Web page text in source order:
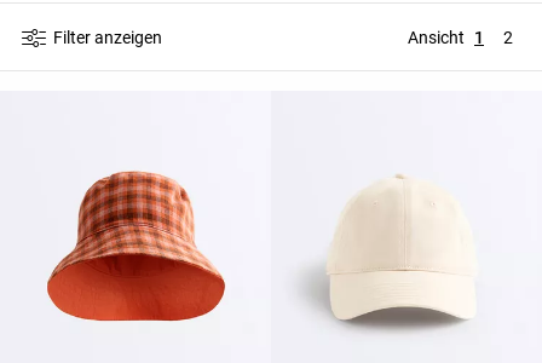
Filter anzeigen Ansicht 1 2